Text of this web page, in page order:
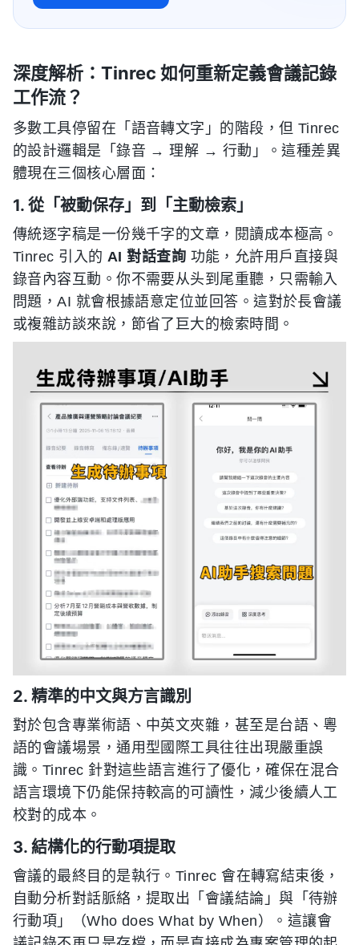
深度解析：Tinrec 如何重新定義會議記錄
工作流？
多數工具停留在「語音轉文字」的階段，但 Tinrec
的設計邏輯是「錄音 → 理解 → 行動」。這種差異
體現在三個核心層面：
1. 從「被動保存」到「主動檢索」
傳統逐字稿是一份幾千字的文章，閱讀成本極高。
Tinrec 引入的 AI 對話查詢 功能，允許用戶直接與
錄音內容互動。你不需要从头到尾重聽，只需輸入
問題，AI 就會根據語意定位並回答。這對於長會議
或複雜訪談來說，節省了巨大的檢索時間。
2. 精準的中文與方言識別
對於包含專業術語、中英文夾雜，甚至是台語、粵
語的會議場景，通用型國際工具往往出現嚴重誤
識。Tinrec 針對這些語言進行了優化，確保在混合
語言環境下仍能保持較高的可讀性，減少後續人工
校對的成本。
3. 結構化的行動項提取
會議的最終目的是執行。Tinrec 會在轉寫結束後，
自動分析對話脈絡，提取出「會議結論」與「待辦
行動項」（Who does What by When）。這讓會